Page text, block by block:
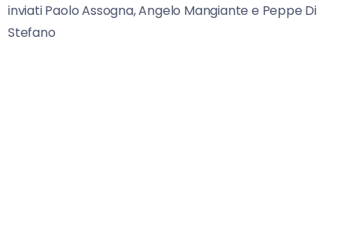
inviati Paolo Assogna, Angelo Mangiante e Peppe Di
Stefano